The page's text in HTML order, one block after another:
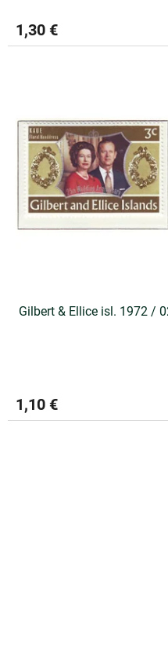
1,30 €
Gilbert & Ellice isl. 1972 /
1,10 €